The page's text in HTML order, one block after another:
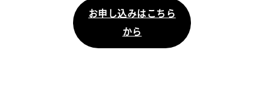
お申し込みはこちら
から